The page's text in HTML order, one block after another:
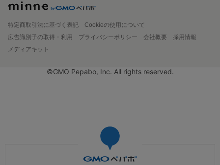
特定商取引法に基づく表記
Cookieの使用について
広告識別子の取得・利用
プライバシーポリシー 会社概要
採用情報
メディアキット
©GMO Pepabo, Inc. All rights reserved.